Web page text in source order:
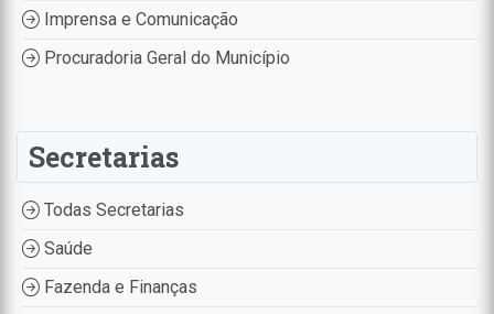
Imprensa e Comunicação
Procuradoria Geral do Município
Secretarias
Todas Secretarias
Saúde
Fazenda e Finanças